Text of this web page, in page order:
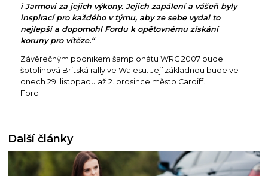
i Jarmovi za jejich výkony. Jejich zapálení a vášeň byly
inspirací pro každého v týmu, aby ze sebe vydal to
nejlepší a dopomohl Fordu k opětovnému získání
koruny pro vítěze.“
Závěrečným podnikem šampionátu WRC 2007 bude
šotolinová Britská rally ve Walesu. Její základnou bude ve
dnech 29. listopadu až 2. prosince město Cardiff.
Ford
Další články